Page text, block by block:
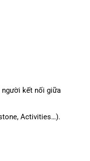
người kết nối giữa
Activities…).